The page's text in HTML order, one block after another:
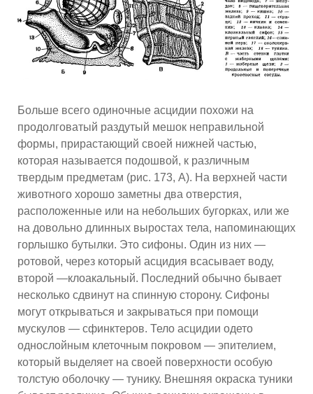
Больше всего одиночные асцидии похожи на
продолговатый раздутый мешок неправильной
формы, прирастающий своей нижней частью,
которая называется подошвой, к различным
твердым предметам (рис. 173, А). На верхней части
животного хорошо заметны два отверстия,
расположенные или на небольших бугорках, или же
на довольно длинных выростах тела, напоминающих
горлышко бутылки. Это сифоны. Один из них —
ротовой, через который асцидия всасывает воду,
второй —клоакальный. Последний обычно бывает
несколько сдвинут на спинную сторону. Сифоны
могут открываться и закрываться при помощи
мускулов — сфинктеров. Тело асцидии одето
однослойным клеточным покровом — эпителием,
который выделяет на своей поверхности особую
толстую оболочку — тунику. Внешняя окраска туники